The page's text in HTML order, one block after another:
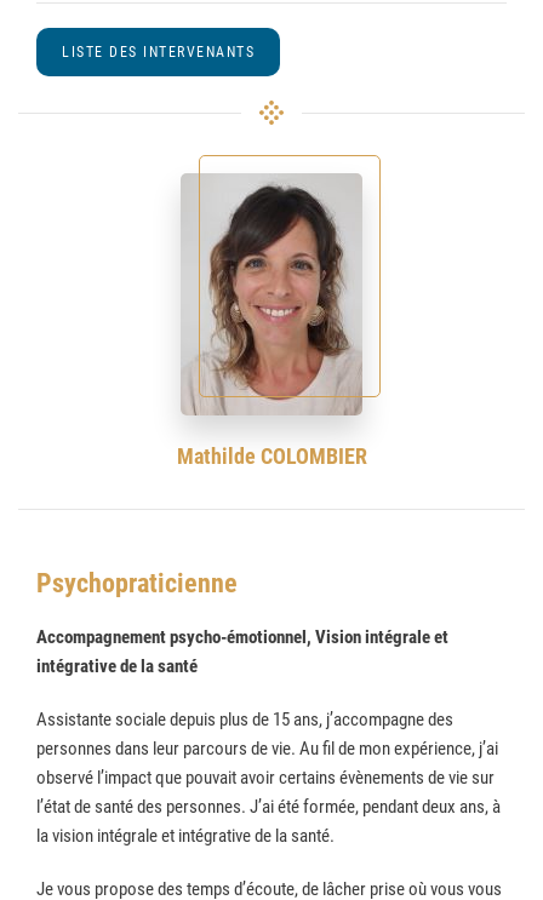
LISTE DES INTERVENANTS
Mathilde COLOMBIER
Psychopraticienne
Accompagnement psycho-émotionnel, Vision intégrale et
intégrative de la santé
Assistante sociale depuis plus de 15 ans, j’accompagne des
personnes dans leur parcours de vie. Au fil de mon expérience, j’ai
observé l’impact que pouvait avoir certains évènements de vie sur
l’état de santé des personnes. J’ai été formée, pendant deux ans, à
la vision intégrale et intégrative de la santé.
Je vous propose des temps d’écoute, de lâcher prise où vous vous